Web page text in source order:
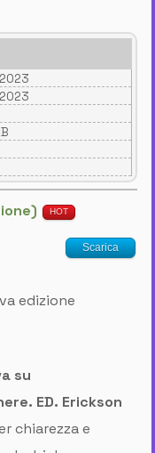
HOT
Scarica
edizione
su
ED. Erickson
chiarezza e